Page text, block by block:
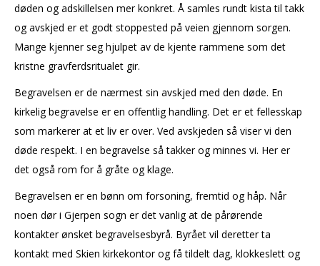
døden og adskillelsen mer konkret. Å samles rundt kista til takk
og avskjed er et godt stoppested på veien gjennom sorgen.
Mange kjenner seg hjulpet av de kjente rammene som det
kristne gravferdsritualet gir.
Begravelsen er de nærmest sin avskjed med den døde. En
kirkelig begravelse er en offentlig handling. Det er et fellesskap
som markerer at et liv er over. Ved avskjeden så viser vi den
døde respekt. I en begravelse så takker og minnes vi. Her er
det også rom for å gråte og klage.
Begravelsen er en bønn om forsoning, fremtid og håp. Når
noen dør i Gjerpen sogn er det vanlig at de pårørende
kontakter ønsket begravelsesbyrå. Byrået vil deretter ta
kontakt med Skien kirkekontor og få tildelt dag, klokkeslett og